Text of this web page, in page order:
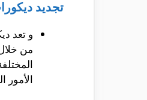
تجديد
و تعد
من
الأمور